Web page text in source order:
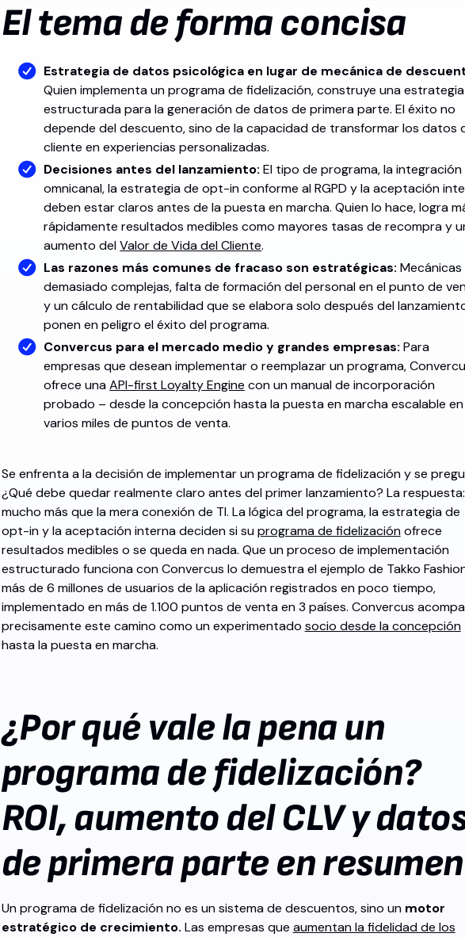
El tema de forma concisa
Estrategia de datos psicológica en lugar de mecánica de
Quien implementa un programa de fidelización, construye una estrategia
estructurada para la generación de datos de primera parte. El éxito no
depende del descuento, sino de la capacidad de transformar los datos
cliente en experiencias personalizadas.
Decisiones antes del lanzamiento: El tipo de programa, la integración
omnicanal, la estrategia de opt-in conforme al RGPD y la aceptación
deben estar claros antes de la puesta en marcha. Quien lo hace, logra
rápidamente resultados medibles como mayores tasas de recompra y
aumento delValor de Vida del Cliente.
Las razones más comunes de fracaso son estratégicas: Mecánicas
demasiado complejas, falta de formación del personal en el punto de
y un cálculo de rentabilidad que se elabora solo después del
ponen en peligro el éxito del programa.
Convercus para el mercado medio y grandes empresas: Para
empresas que desean implementar o reemplazar un programa,
ofrece unaAPI-first Loyalty Engine con un manual de incorporación
probado – desde la concepción hasta la puesta en marcha escalable en
varios miles de puntos de venta.
Se enfrenta a la decisión de implementar un programa de fidelización y se
¿Qué debe quedar realmente claro antes del primer lanzamiento? La respuesta:
mucho más que la mera conexión de TI. La lógica del programa, la estrategia de
opt-in y la aceptación interna deciden si suprograma de fidelizaciónofrece
resultados medibles o se queda en nada. Que un proceso de implementación
estructurado funciona con Convercus lo demuestra el ejemplo de Takko
más de 6 millones de usuarios de la aplicación registrados en poco tiempo,
implementado en más de 1.100 puntos de venta en 3 países. Convercus
precisamente este camino como un experimentado socio desde la concepción
hasta la puesta en marcha.
¿Por qué vale la pena un
programa de fidelización?
ROI, aumento del CLV y
de primera parte en resumen
Un programa de fidelización no es un sistema de descuentos, sino un motor
estratégico de crecimiento. Las empresas que aumentan la fidelidad de los